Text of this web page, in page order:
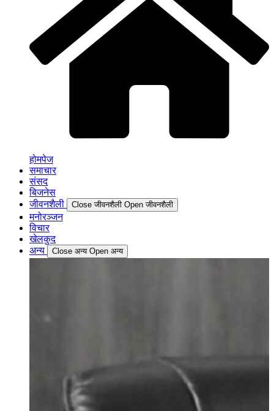
होमपेज
समाचार
संसद
बिजनेस
जीवनशैली
Close जीवनशैली Open जीवनशैली
मनोरञ्जन
विचार
खेलकुद
अन्य
Close अन्य Open अन्य